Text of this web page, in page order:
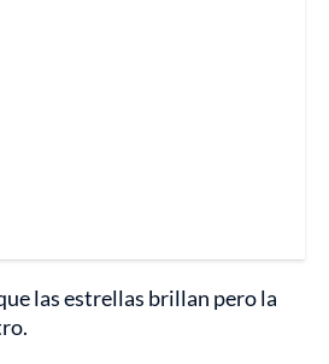
las estrellas brillan pero la